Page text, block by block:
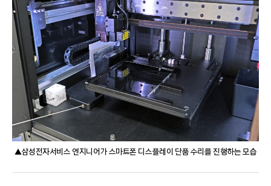
▲삼성전자서비스 엔지니어가 스마트폰 디스플레이 단품 수리를 진행하는 모습